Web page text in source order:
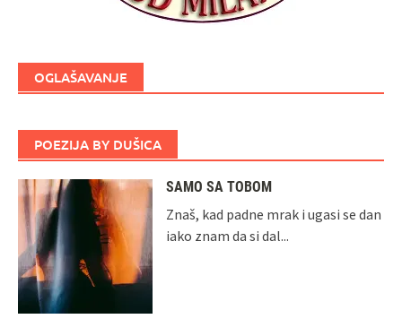
OGLAŠAVANJE
POEZIJA BY DUŠICA
SAMO SA TOBOM
Znaš, kad padne mrak i ugasi se dan
iako znam da si dal...